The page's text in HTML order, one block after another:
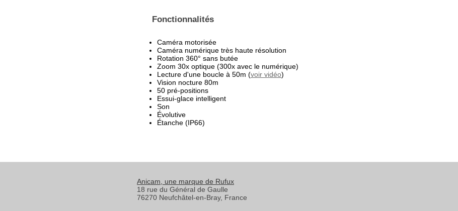
Fonctionnalités
Caméra motorisée
Caméra numérique très haute résolution
Rotation 360° sans butée
Zoom 30x optique (300x avec le numérique)
Lecture d'une boucle à 50m (voir vidéo)
Vision nocture 80m
50 pré-positions
Essui-glace intelligent
Son
Évolutive
Étanche (IP66)
Anicam , une marque de Rufux
18 rue du Général de Gaulle
76270 Neufchâtel-en-Bray, France